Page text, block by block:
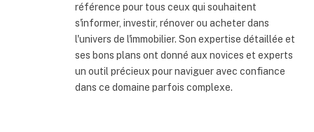
référence pour tous ceux qui souhaitent
s'informer, investir, rénover ou acheter dans
l'univers de l'immobilier. Son expertise détaillée et
ses bons plans ont donné aux novices et experts
un outil précieux pour naviguer avec confiance
dans ce domaine parfois complexe.